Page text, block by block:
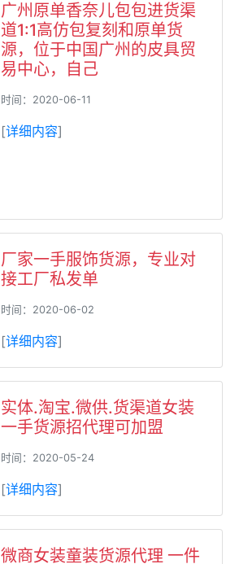
广州原单香奈儿包包进货渠
道1:1高仿包复刻和原单货
源，位于中国广州的皮具贸
易中心，自己
时间：2020-06-11
[详细内容]
厂家一手服饰货源，专业对
接工厂私发单
时间：2020-06-02
[详细内容]
实体.淘宝.微供.货渠道女装
一手货源招代理可加盟
时间：2020-05-24
[详细内容]
微商女装童装货源代理 一件